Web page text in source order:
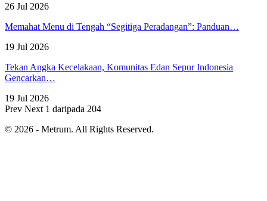
26 Jul 2026
Memahat Menu di Tengah “Segitiga Peradangan”: Panduan…
19 Jul 2026
Tekan Angka Kecelakaan, Komunitas Edan Sepur Indonesia
Gencarkan…
19 Jul 2026
Prev Next 1 daripada 204
© 2026 - Metrum. All Rights Reserved.